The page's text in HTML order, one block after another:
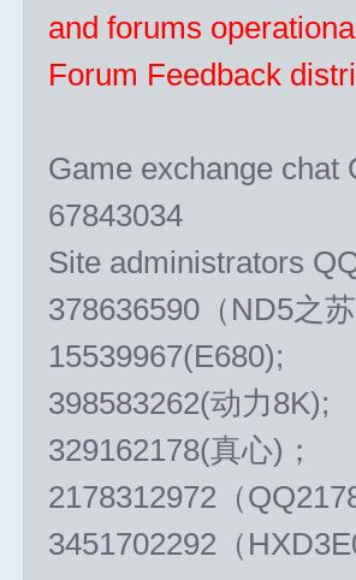
and forums
Forum Feedback
Game exchange chat
67843034
Site administrators
378636590（ND5之
15539967(E680);
398583262(动力8K);
329162178(真心)；
2178312972（
3451702292（